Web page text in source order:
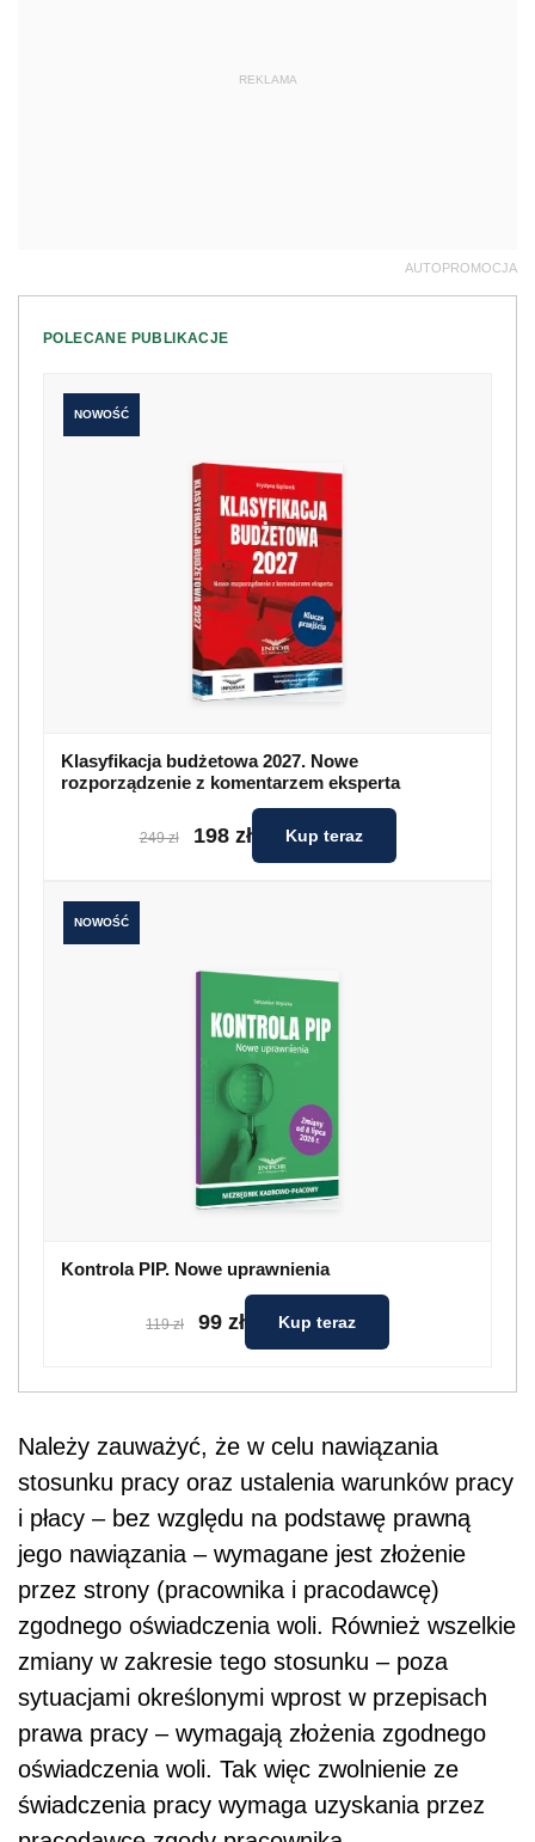
REKLAMA
AUTOPROMOCJA
POLECANE PUBLIKACJE
NOWOŚĆ
Klasyfikacja budżetowa 2027. Nowe
rozporządzenie z komentarzem eksperta
249 zł 198 zł Kup teraz
NOWOŚĆ
Kontrola PIP. Nowe uprawnienia
119 zł 99 zł Kup teraz
Należy zauważyć, że w celu nawiązania
stosunku pracy oraz ustalenia warunków pracy
i płacy – bez względu na podstawę prawną
jego nawiązania – wymagane jest złożenie
przez strony (pracownika i pracodawcę)
zgodnego oświadczenia woli. Również wszelkie
zmiany w zakresie tego stosunku – poza
sytuacjami określonymi wprost w przepisach
prawa pracy – wymagają złożenia zgodnego
oświadczenia woli. Tak więc zwolnienie ze
świadczenia pracy wymaga uzyskania przez